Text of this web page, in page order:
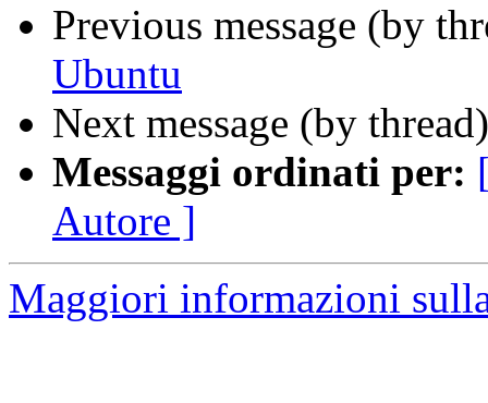
Previous message (by
Ubuntu
Next message (by
Messaggi ordinati per:
Autore ]
Maggiori informazioni